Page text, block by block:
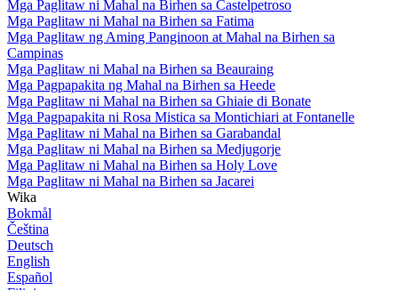
Mga Paglitaw ni Mahal na Birhen sa Castelpetroso
Mga Paglitaw ni Mahal na Birhen sa Fatima
Mga Paglitaw ng Aming Panginoon at Mahal na Birhen sa
Campinas
Mga Paglitaw ni Mahal na Birhen sa Beauraing
Mga Pagpapakita ng Mahal na Birhen sa Heede
Mga Paglitaw ni Mahal na Birhen sa Ghiaie di Bonate
Mga Pagpapakita ni Rosa Mistica sa Montichiari at Fontanelle
Mga Paglitaw ni Mahal na Birhen sa Garabandal
Mga Paglitaw ni Mahal na Birhen sa Medjugorje
Mga Paglitaw ni Mahal na Birhen sa Holy Love
Mga Paglitaw ni Mahal na Birhen sa Jacarei
Wika
Bokmål
Čeština
Deutsch
English
Español